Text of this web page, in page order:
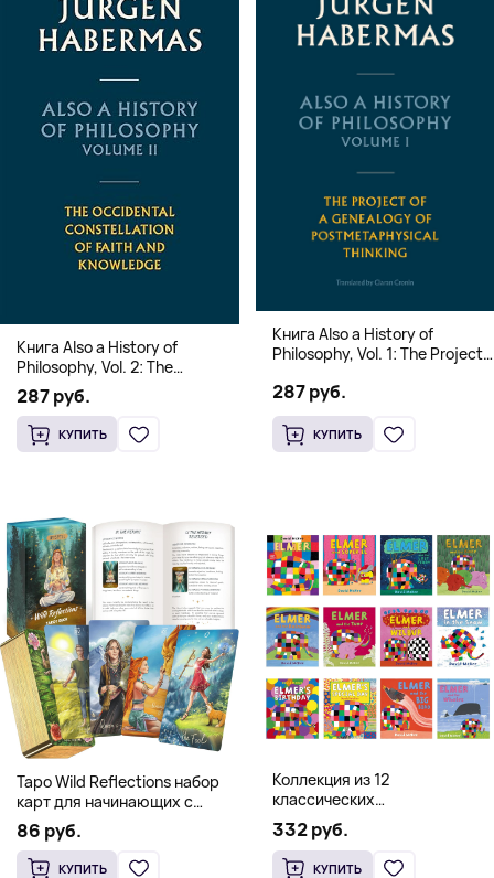
Книга Also a History of
Philosophy, Vol. 2: The
Occidental Constellation of
Faith and Knowledge
(Твердый переплет)
287 руб.
КУПИТЬ
Книга Also a History of
Philosophy, Vol. 1: The Project
Postmetaphysical Thinking
(Твердый переплет)
287 руб.
КУПИТЬ
Таро Wild Reflections набор
карт для начинающих с
книгой (78 карт, золочёные
края)
86 руб.
КУПИТЬ
Коллекция из 12
классических
иллюстрированных книг об
Элмере от Дэвида Макки
332 руб.
КУПИТЬ